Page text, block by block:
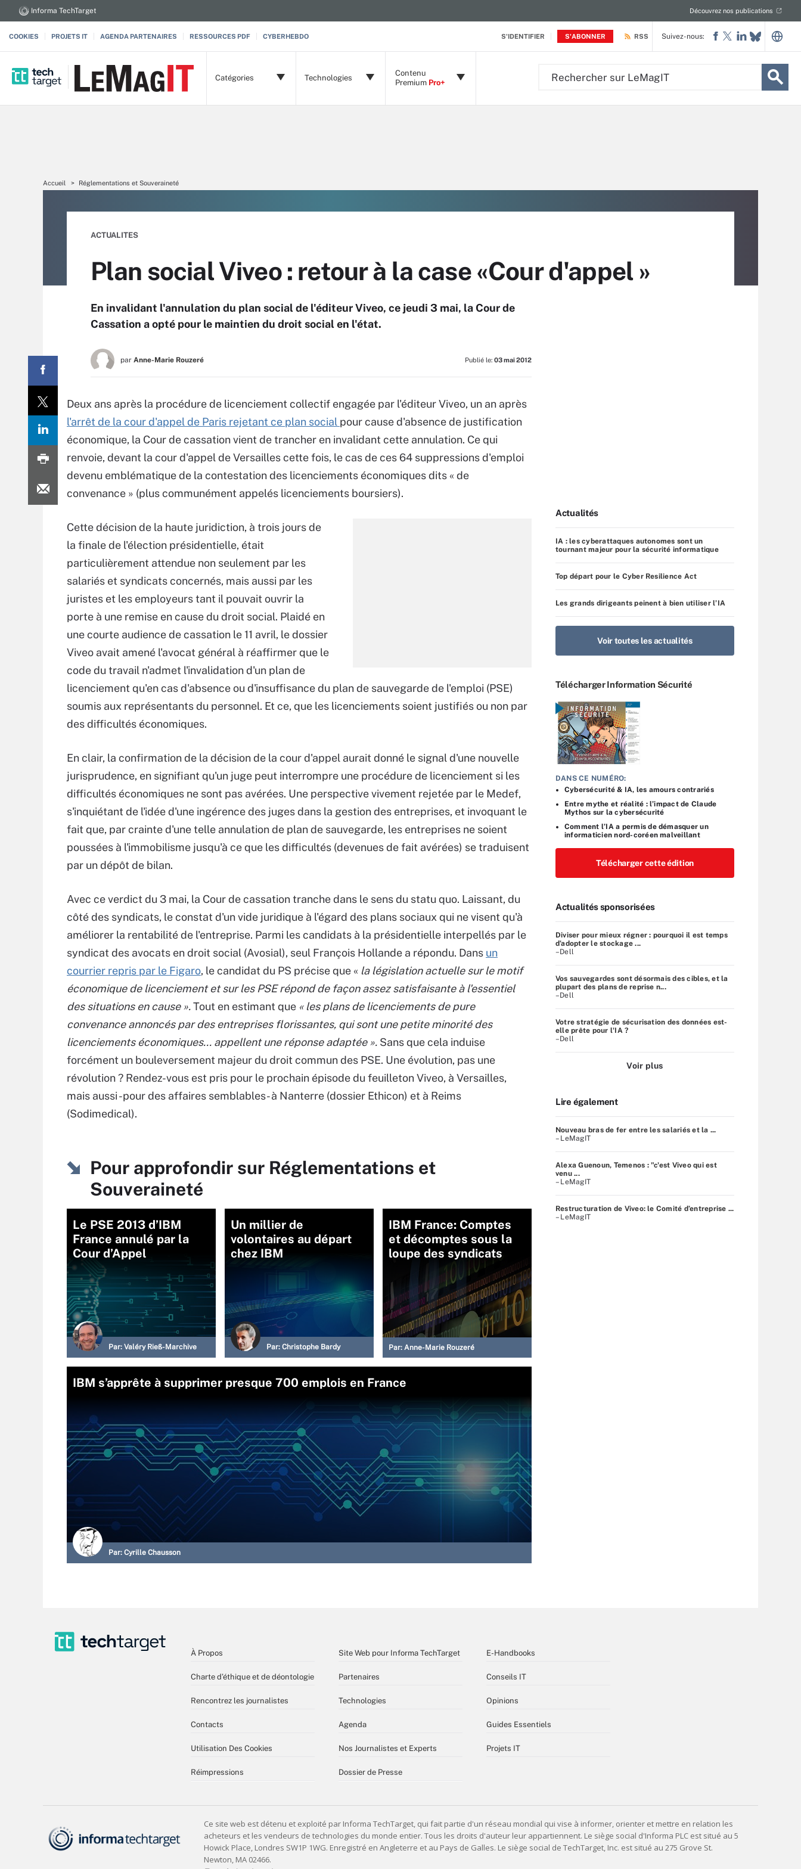
S'IDENTIFIER S'ABONNER
Informa TechTarget Découvrez nos publications
COOKIES PROJETS IT AGENDA PARTENAIRES RESSOURCES PDF CYBERHEBDO RSS
Catégories Technologies
Contenu
Premium Pro+
Suivez-nous:
Accueil Réglementations et Souveraineté
ACTUALITES
Plan social Viveo : retour à la case «Cour d'appel »
En invalidant l'annulation du plan social de l'éditeur Viveo, ce jeudi 3 mai, la Cour de
Cassation a opté pour le maintien du droit social en l'état.
par Anne-Marie Rouzeré Publié le: 03 mai 2012
Deux ans après la procédure de licenciement collectif engagée par l'éditeur Viveo, un an après
l'arrêt de la cour d'appel de Paris rejetant ce plan social pour cause d'absence de justification
économique, la Cour de cassation vient de trancher en invalidant cette annulation. Ce qui
renvoie, devant la cour d'appel de Versailles cette fois, le cas de ces 64 suppressions d'emploi
devenu emblématique de la contestation des licenciements économiques dits « de
convenance » (plus communément appelés licenciements boursiers).
Cette décision de la haute juridiction, à trois jours de
la finale de l'élection présidentielle, était
particulièrement attendue non seulement par les
salariés et syndicats concernés, mais aussi par les
juristes et les employeurs tant il pouvait ouvrir la
porte à une remise en cause du droit social. Plaidé en
une courte audience de cassation le 11 avril, le dossier
Viveo avait amené l'avocat général à réaffirmer que le
code du travail n'admet l'invalidation d'un plan de
licenciement qu'en cas d'absence ou d'insuffisance du plan de sauvegarde de l'emploi (PSE)
soumis aux représentants du personnel. Et ce, que les licenciements soient justifiés ou non par
des difficultés économiques.
En clair, la confirmation de la décision de la cour d'appel aurait donné le signal d'une nouvelle
jurisprudence, en signifiant qu'un juge peut interrompre une procédure de licenciement si les
difficultés économiques ne sont pas avérées. Une perspective vivement rejetée par le Medef,
s'inquiétant de l'idée d'une ingérence des juges dans la gestion des entreprises, et invoquant le
fait que, par crainte d'une telle annulation de plan de sauvegarde, les entreprises ne soient
poussées à l'immobilisme jusqu'à ce que les difficultés (devenues de fait avérées) se traduisent
par un dépôt de bilan.
Avec ce verdict du 3 mai, la Cour de cassation tranche dans le sens du statu quo. Laissant, du
côté des syndicats, le constat d'un vide juridique à l'égard des plans sociaux qui ne visent qu'à
améliorer la rentabilité de l'entreprise. Parmi les candidats à la présidentielle interpellés par le
syndicat des avocats en droit social (Avosial), seul François Hollande a répondu. Dans un
courrier repris par le Figaro, le candidat du PS précise que « la législation actuelle sur le motif
économique de licenciement et sur les PSE répond de façon assez satisfaisante à l'essentiel
des situations en cause ».Tout en estimant que « les plans de licenciements de pure
convenance annoncés par des entreprises florissantes, qui sont une petite minorité des
licenciements économiques... appellent une réponse adaptée ». Sans que cela induise
forcément un bouleversement majeur du droit commun des PSE. Une évolution, pas une
révolution ? Rendez-vous est pris pour le prochain épisode du feuilleton Viveo, à Versailles,
mais aussi -pour des affaires semblables- à Nanterre (dossier Ethicon) et à Reims
(Sodimedical).
Pour approfondir sur Réglementations et
Souveraineté
Le PSE 2013 d’IBM
France annulé par la
Cour d’Appel
Par: Valéry Rieß-Marchive
Un millier de
volontaires au départ
chez IBM
Par: Christophe Bardy
IBM France: Comptes
et décomptes sous la
loupe des syndicats
Par: Anne-Marie Rouzeré
IBM s’apprête à supprimer presque 700 emplois en France
Par: Cyrille Chausson
Actualités
IA : les cyberattaques autonomes sont un
tournant majeur pour la sécurité informatique
Top départ pour le Cyber Resilience Act
Les grands dirigeants peinent à bien utiliser l’IA
Voir toutes les actualités
Télécharger Information Sécurité
DANS CE NUMÉRO:
Cybersécurité & IA, les amours contrariés
Entre mythe et réalité : l’impact de Claude
Mythos sur la cybersécurité
Comment l’IA a permis de démasquer un
informaticien nord-coréen malveillant
Télécharger cette édition
Actualités sponsorisées
Diviser pour mieux régner : pourquoi il est temps
d’adopter le stockage ...
–Dell
Vos sauvegardes sont désormais des cibles, et la
plupart des plans de reprise n...
–Dell
Votre stratégie de sécurisation des données est-
elle prête pour l'IA ?
–Dell
Voir plus
Lire également
Nouveau bras de fer entre les salariés et la ...
– LeMagIT
Alexa Guenoun, Temenos : "c'est Viveo qui est
venu ...
– LeMagIT
Restructuration de Viveo: le Comité d’entreprise ...
– LeMagIT
À Propos
Charte d’éthique et de déontologie
Rencontrez les journalistes
Contacts
Utilisation Des Cookies
Réimpressions
Site Web pour Informa TechTarget
Partenaires
Technologies
Agenda
Nos Journalistes et Experts
Dossier de Presse
E-Handbooks
Conseils IT
Opinions
Guides Essentiels
Projets IT